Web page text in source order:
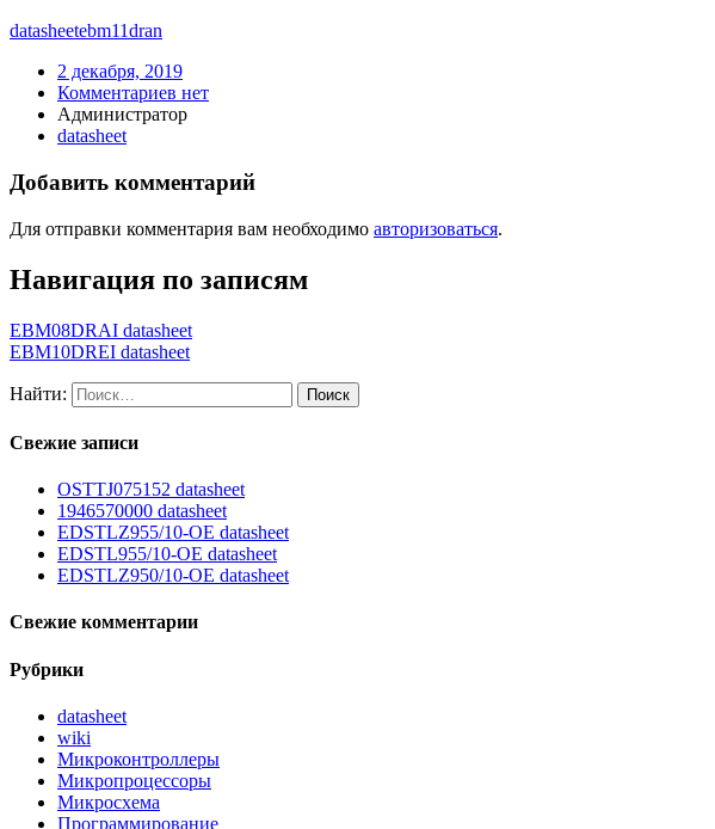
datasheetebm11dran
2 декабря, 2019
Комментариев нет
Администратор
datasheet
Добавить комментарий
Для отправки комментария вам необходимо авторизоваться.
Навигация по записям
EBM08DRAI datasheet
EBM10DREI datasheet
Найти:
Свежие записи
OSTTJ075152 datasheet
1946570000 datasheet
EDSTLZ955/10-OE datasheet
EDSTL955/10-OE datasheet
EDSTLZ950/10-OE datasheet
Свежие комментарии
Рубрики
datasheet
wiki
Микроконтроллеры
Микропроцессоры
Микросхема
Программирование